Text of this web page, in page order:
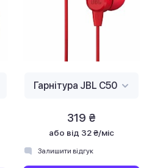
319 ₴
або від 32 ₴/міс
Залишити відгук